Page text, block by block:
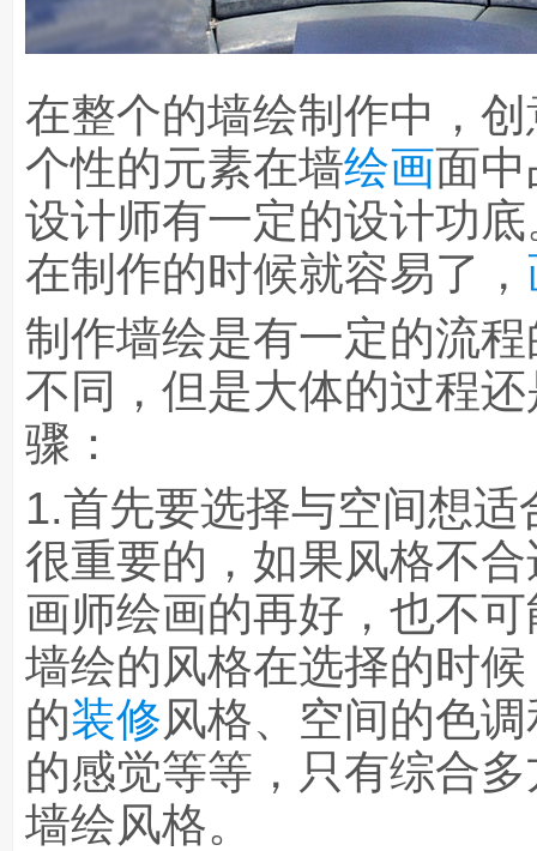
在整个的墙绘制作中，
个性的元素在墙绘画面
设计师有一定的设计功
在制作的时候就容易了，
制作墙绘是有一定的流
不同，但是大体的过程
骤：
1.首先要选择与空间想适
很重要的，如果风格不
画师绘画的再好，也不
墙绘的风格在选择的时
的装修风格、空间的色
的感觉等等，只有综合
墙绘风格。